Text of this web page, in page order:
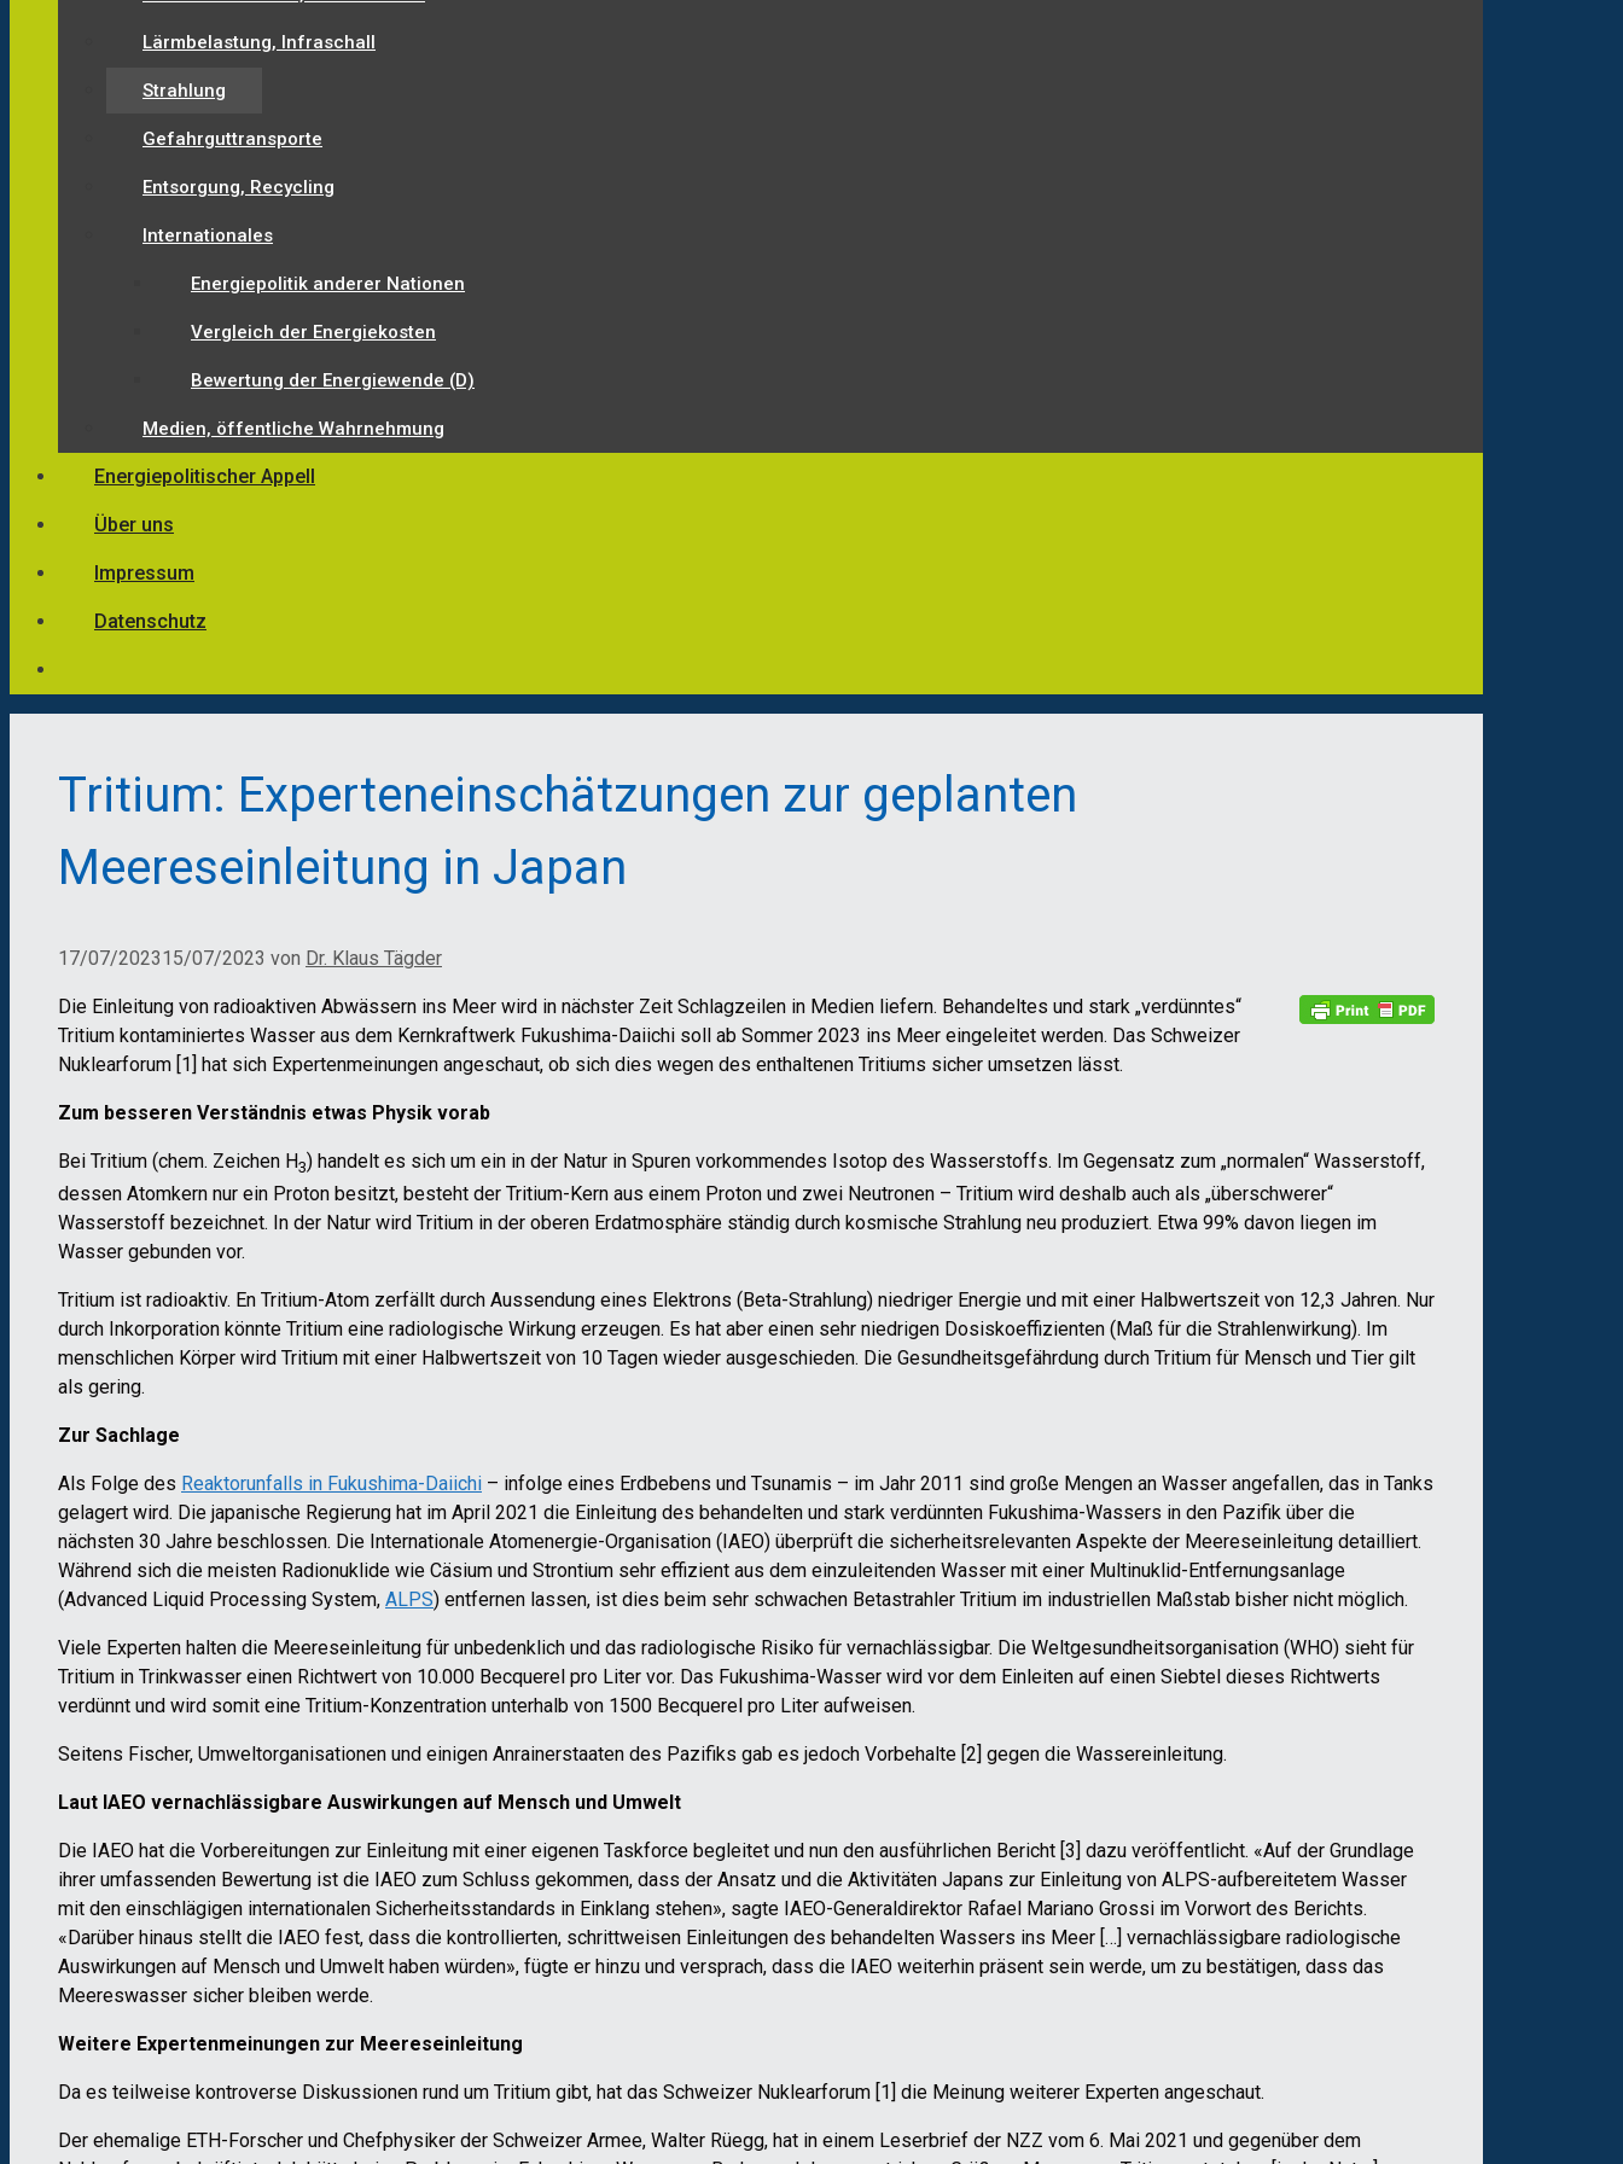
Lärmbelastung, Infraschall
Strahlung
Gefahrguttransporte
Entsorgung, Recycling
Internationales
Energiepolitik anderer Nationen
Vergleich der Energiekosten
Bewertung der Energiewende (D)
Medien, öffentliche Wahrnehmung
Energiepolitischer Appell
Über uns
Impressum
Datenschutz
Tritium: Experteneinschätzungen zur geplanten
Meereseinleitung in Japan
17/07/202315/07/2023 von Dr. Klaus Tägder
Die Einleitung von radioaktiven Abwässern ins Meer wird in nächster Zeit Schlagzeilen in Medien liefern. Behandeltes und stark „verdünntes“
Tritium kontaminiertes Wasser aus dem Kernkraftwerk Fukushima-Daiichi soll ab Sommer 2023 ins Meer eingeleitet werden. Das Schweizer
Nuklearforum [1] hat sich Expertenmeinungen angeschaut, ob sich dies wegen des enthaltenen Tritiums sicher umsetzen lässt.
Zum besseren Verständnis etwas Physik vorab
Bei Tritium (chem. Zeichen H3) handelt es sich um ein in der Natur in Spuren vorkommendes Isotop des Wasserstoffs. Im Gegensatz zum „normalen“ Wasserstoff,
dessen Atomkern nur ein Proton besitzt, besteht der Tritium-Kern aus einem Proton und zwei Neutronen – Tritium wird deshalb auch als „überschwerer“
Wasserstoff bezeichnet. In der Natur wird Tritium in der oberen Erdatmosphäre ständig durch kosmische Strahlung neu produziert. Etwa 99% davon liegen im
Wasser gebunden vor.
Tritium ist radioaktiv. En Tritium-Atom zerfällt durch Aussendung eines Elektrons (Beta-Strahlung) niedriger Energie und mit einer Halbwertszeit von 12,3 Jahren. Nur
durch Inkorporation könnte Tritium eine radiologische Wirkung erzeugen. Es hat aber einen sehr niedrigen Dosiskoeffizienten (Maß für die Strahlenwirkung). Im
menschlichen Körper wird Tritium mit einer Halbwertszeit von 10 Tagen wieder ausgeschieden. Die Gesundheitsgefährdung durch Tritium für Mensch und Tier gilt
als gering.
Zur Sachlage
Als Folge des Reaktorunfalls in Fukushima-Daiichi – infolge eines Erdbebens und Tsunamis – im Jahr 2011 sind große Mengen an Wasser angefallen, das in Tanks
gelagert wird. Die japanische Regierung hat im April 2021 die Einleitung des behandelten und stark verdünnten Fukushima-Wassers in den Pazifik über die
nächsten 30 Jahre beschlossen. Die Internationale Atomenergie-Organisation (IAEO) überprüft die sicherheitsrelevanten Aspekte der Meereseinleitung detailliert.
Während sich die meisten Radionuklide wie Cäsium und Strontium sehr effizient aus dem einzuleitenden Wasser mit einer Multinuklid-Entfernungsanlage
(Advanced Liquid Processing System, ALPS) entfernen lassen, ist dies beim sehr schwachen Betastrahler Tritium im industriellen Maßstab bisher nicht möglich.
Viele Experten halten die Meereseinleitung für unbedenklich und das radiologische Risiko für vernachlässigbar. Die Weltgesundheitsorganisation (WHO) sieht für
Tritium in Trinkwasser einen Richtwert von 10.000 Becquerel pro Liter vor. Das Fukushima-Wasser wird vor dem Einleiten auf einen Siebtel dieses Richtwerts
verdünnt und wird somit eine Tritium-Konzentration unterhalb von 1500 Becquerel pro Liter aufweisen.
Seitens Fischer, Umweltorganisationen und einigen Anrainerstaaten des Pazifiks gab es jedoch Vorbehalte [2] gegen die Wassereinleitung.
Laut IAEO vernachlässigbare Auswirkungen auf Mensch und Umwelt
Die IAEO hat die Vorbereitungen zur Einleitung mit einer eigenen Taskforce begleitet und nun den ausführlichen Bericht [3] dazu veröffentlicht. «Auf der Grundlage
ihrer umfassenden Bewertung ist die IAEO zum Schluss gekommen, dass der Ansatz und die Aktivitäten Japans zur Einleitung von ALPS-aufbereitetem Wasser
mit den einschlägigen internationalen Sicherheitsstandards in Einklang stehen», sagte IAEO-Generaldirektor Rafael Mariano Grossi im Vorwort des Berichts.
«Darüber hinaus stellt die IAEO fest, dass die kontrollierten, schrittweisen Einleitungen des behandelten Wassers ins Meer […] vernachlässigbare radiologische
Auswirkungen auf Mensch und Umwelt haben würden», fügte er hinzu und versprach, dass die IAEO weiterhin präsent sein werde, um zu bestätigen, dass das
Meereswasser sicher bleiben werde.
Weitere Expertenmeinungen zur Meereseinleitung
Da es teilweise kontroverse Diskussionen rund um Tritium gibt, hat das Schweizer Nuklearforum [1] die Meinung weiterer Experten angeschaut.
Der ehemalige ETH-Forscher und Chefphysiker der Schweizer Armee, Walter Rüegg, hat in einem Leserbrief der NZZ vom 6. Mai 2021 und gegenüber dem